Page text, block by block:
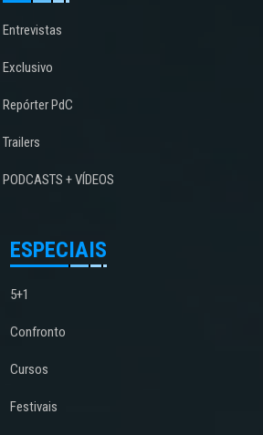
Entrevistas
Exclusivo
Repórter PdC
Trailers
PODCASTS + VÍDEOS
ESPECIAIS
5+1
Confronto
Cursos
Festivais